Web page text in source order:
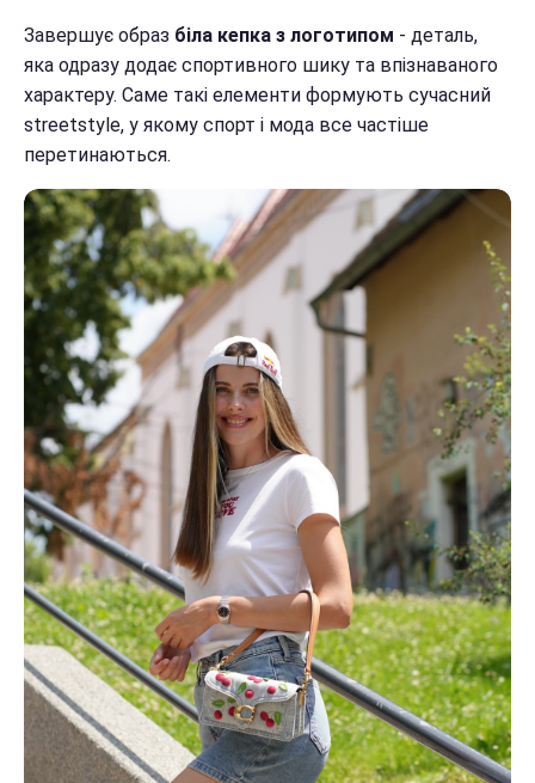
Завершує образ біла кепка з логотипом - деталь,
яка одразу додає спортивного шику та впізнаваного
характеру. Саме такі елементи формують сучасний
streetstyle, у якому спорт і мода все частіше
перетинаються.